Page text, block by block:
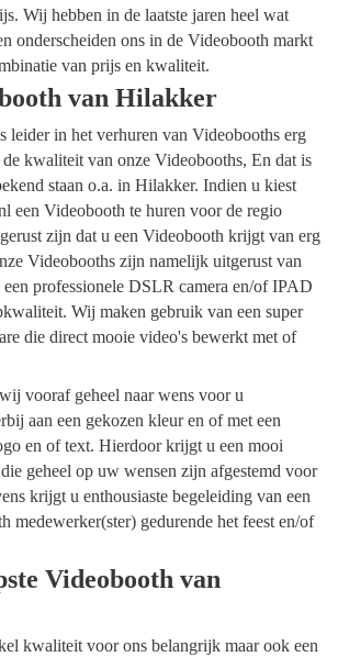
Wij hebben in de laatste jaren heel wat
onderscheiden ons in de Videobooth markt
van prijs en kwaliteit.
van Hilakker
leider in het verhuren van Videobooths erg
kwaliteit van onze Videobooths, En dat is
staan o.a. in Hilakker. Indien u kiest
een Videobooth te huren voor de regio
zijn dat u een Videobooth krijgt van erg
Videobooths zijn namelijk uitgerust van
een professionele DSLR camera en/of IPAD
Wij maken gebruik van een super
die direct mooie video's bewerkt met of
vooraf geheel naar wens voor u
aan een gekozen kleur en of met een
en of text. Hierdoor krijgt u een mooi
geheel op uw wensen zijn afgestemd voor
krijgt u enthousiaste begeleiding van een
medewerker(ster) gedurende het feest en/of
Videobooth van
kwaliteit voor ons belangrijk maar ook een